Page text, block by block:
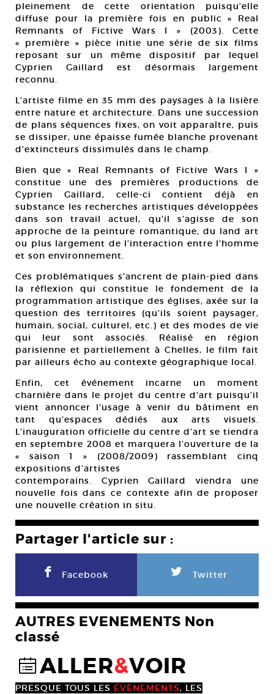
pleinement de cette orientation puisqu’elle
diffuse pour la première fois en public « Real
Remnants of Fictive Wars I » (2003). Cette
« première » pièce initie une série de six films
reposant sur un même dispositif par lequel
Cyprien Gaillard est désormais largement
reconnu.
L’artiste filme en 35 mm des paysages à la lisière
entre nature et architecture. Dans une succession
de plans séquences fixes, on voit apparaître, puis
se dissiper, une épaisse fumée blanche provenant
d’extincteurs dissimulés dans le champ.
Bien que « Real Remnants of Fictive Wars I »
constitue une des premières productions de
Cyprien Gaillard, celle-ci contient déjà en
substance les recherches artistiques développées
dans son travail actuel, qu’il s’agisse de son
approche de la peinture romantique, du land art
ou plus largement de l’interaction entre l’homme
et son environnement.
Ces problématiques s’ancrent de plain-pied dans
la réflexion qui constitue le fondement de la
programmation artistique des églises, axée sur la
question des territoires (qu’ils soient paysager,
humain, social, culturel, etc.) et des modes de vie
qui leur sont associés. Réalisé en région
parisienne et partiellement à Chelles, le film fait
par ailleurs écho au contexte géographique local.
Enfin, cet événement incarne un moment
charnière dans le projet du centre d’art puisqu’il
vient annoncer l’usage à venir du bâtiment en
tant qu’espaces dédiés aux arts visuels.
L’inauguration officielle du centre d’art se tiendra
en septembre 2008 et marquera l’ouverture de la
« saison 1 » (2008/2009) rassemblant cinq
expositions d’artistes
contemporains. Cyprien Gaillard viendra une
nouvelle fois dans ce contexte afin de proposer
une nouvelle création in situ.
Partager l'article sur :
F Facebook L Twitter
AUTRES EVENEMENTS Non
classé
@ALLER&VOIR
PRESQUE TOUS LES ÉVÈNEMENTS, LES